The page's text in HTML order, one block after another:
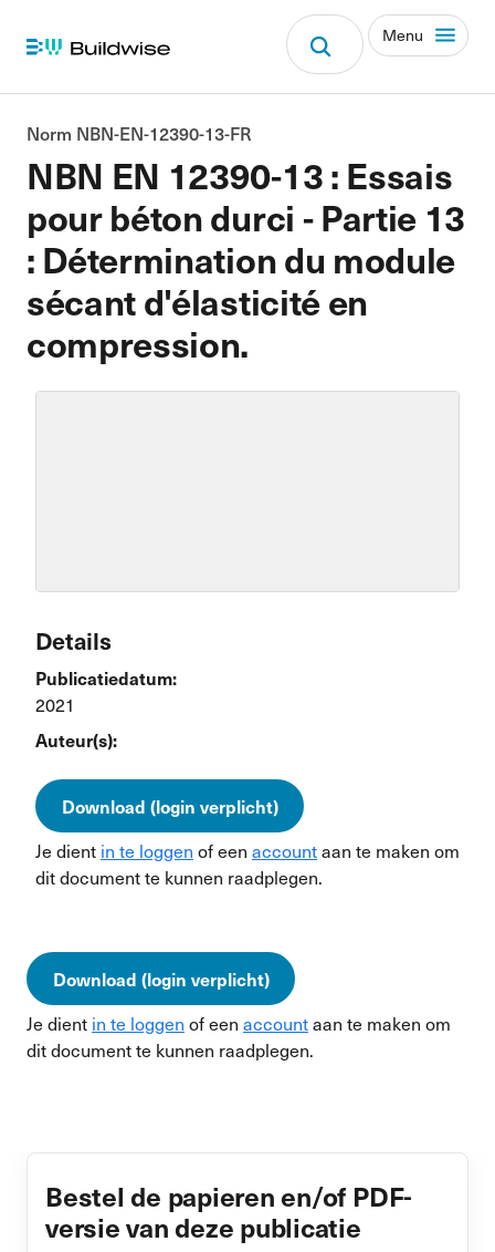
Menu
NBN EN 12390-13 : Essais
pour béton durci - Partie 13
: Détermination du module
sécant d'élasticité en
compression.
Norm NBN-EN-12390-13-FR
Details
Publicatiedatum:
2021
Auteur(s):
Download (login verplicht)
Je dient in te loggen of een accountaan te maken om
dit document te kunnen raadplegen.
Download (login verplicht)
Je dient in te loggen of een accountaan te maken om
dit document te kunnen raadplegen.
Bestel de papieren en/of PDF-
versie van deze publicatie